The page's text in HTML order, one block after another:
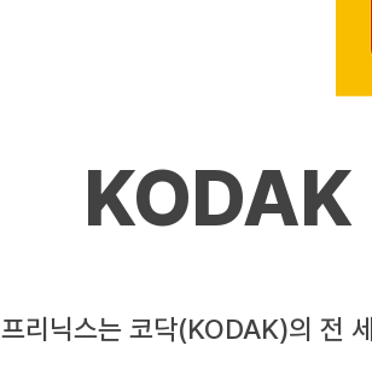
프리닉스는 코닥(KODAK)의 전